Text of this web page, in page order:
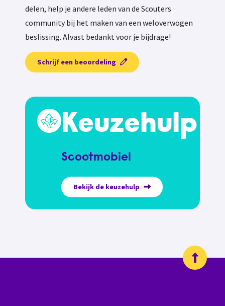
delen, help je andere leden van de Scouters
community bij het maken van een weloverwogen
beslissing. Alvast bedankt voor je bijdrage!
Schrijf een beoordeling
Keuzehulp
Scootmobiel
Bekijk de keuzehulp